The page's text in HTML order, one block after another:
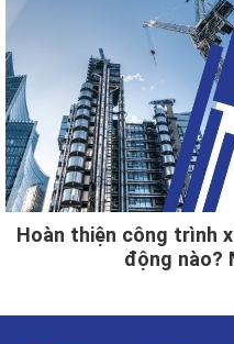
Hoàn thiện công trình
động nào?